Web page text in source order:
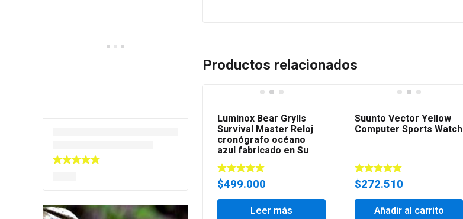
Productos relacionados
Luminox Bear Grylls
Survival Master Reloj
cronógrafo océano
azul fabricado en Su
$499.000
Leer más
Suunto Vector Yellow
Computer Sports Watch
$272.510
Añadir al carrito